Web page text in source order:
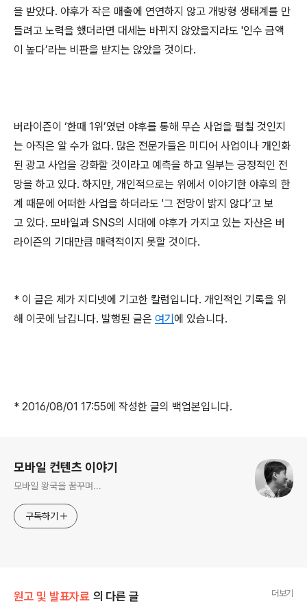
을 받았다. 야후가 작은 매출에 연연하지 않고 개방형 생태계를 만
들려고 노력을 했더라면 대세는 바뀌지 않았을지라도 '인수 금액
이 높다’라는 비판을 받지는 않았을 것이다.
버라이즌이 ‘한때 1위’였던 야후를 통해 무슨 사업을 펼칠 것인지
는 아직은 알 수가 없다. 많은 전문가들은 미디어 사업이나 개인화
된 광고 사업을 강화할 것이라고 예측을 하고 일부는 긍정적인 전
망을 하고 있다. 하지만, 개인적으로는 위에서 이야기한 야후의 한
계 때문에 어떠한 사업을 하더라도 '그 전망이 밝지 않다’고 보
고 있다. 모바일과 SNS의 시대에 야후가 가지고 있는 자산은 버
라이즌의 기대만큼 매력적이지 못할 것이다.
* 이 글은 제가 지디넷에 기고한 칼럼입니다. 개인적인 기록을 위
해 이곳에 남깁니다. 발행된 글은 여기 에 있습니다.
* 2016/08/01 17:55에 작성한 글의 백업본입니다.
모바일 컨텐츠 이야기
모바일 왕국을 꿈꾸며...
구독하기
원고 및 발표자료 의 다른 글 더보기